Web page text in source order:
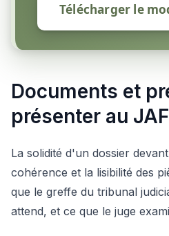
Télécharger le
Documents et
présenter au JAF
La solidité d'un dossier
cohérence et la lisibilité des
que le greffe du tribunal
attend, et ce que le juge